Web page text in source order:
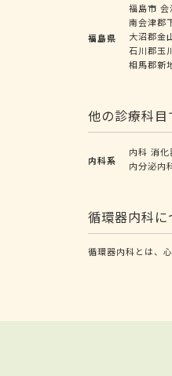
福島県
福島市 会
南会津郡
大沼郡金
石川郡玉
相馬郡新
他の診療科目
内科系
内科 消化
内分泌内
循環器内科に
循環器内科とは、